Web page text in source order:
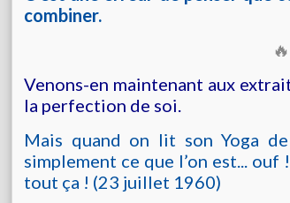
combiner.
🔥
Venons-en maintenant aux
la perfection de soi.
Mais quand on lit son Yoga
simplement ce que l’on est...
tout ça ! (23 juillet 1960)